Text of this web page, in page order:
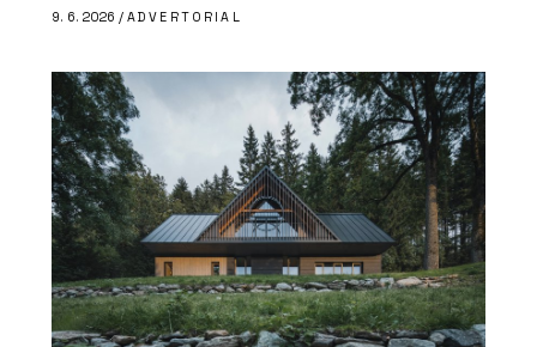
9. 6. 2026 / ADVERTORIAL